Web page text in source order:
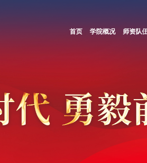
首页 学院概况 师资队